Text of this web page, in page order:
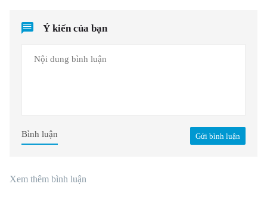
Ý kiến của bạn
Gửi bình luận
Bình luận
Xem thêm bình luận